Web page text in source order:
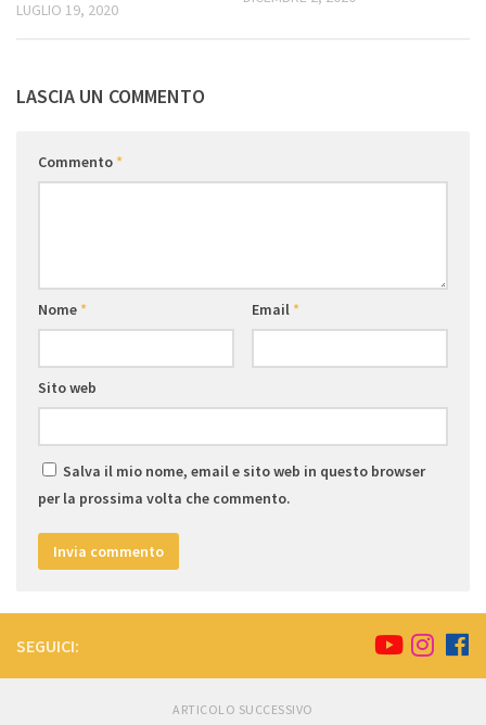
LUGLIO 19, 2020
LASCIA UN COMMENTO
Commento*
Nome* Email*
Sito web
Salva il mio nome, email e sito web in questo browser
per la prossima volta che commento.
SEGUICI:
ARTICOLO SUCCESSIVO